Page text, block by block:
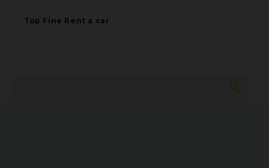
Top Fine Rent a car